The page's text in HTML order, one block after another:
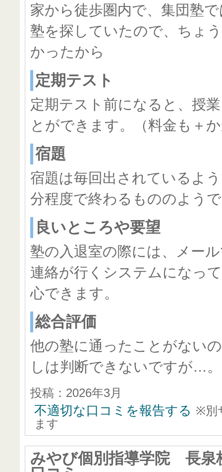
家から徒歩圏内で、集団塾
塾を探していたので、ちょ
かったから
定期テスト
定期テスト前になると、授
とができます。（料金も＋
宿題
宿題は毎回出されているよ
分程度で終わるもののよう
良いところや要望
塾の入退室の際には、メー
連絡が行くシステムになっ
心できます。
総合評価
他の塾に通ったことがない
しは判断できないですが…。
投稿：2026年3月
不適切な口コミを報告する ※別
ます
みやび個別指導学院 長泉